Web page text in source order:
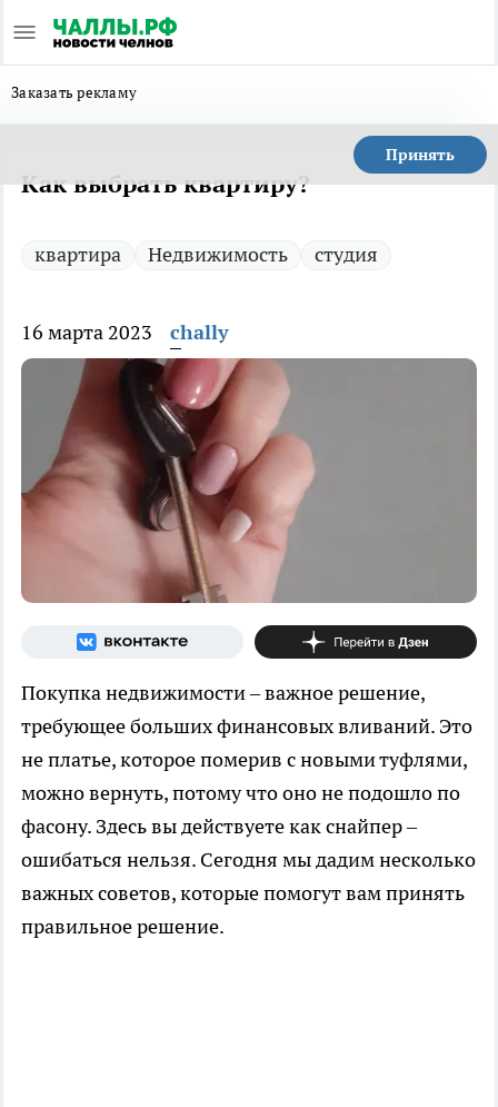
Заказать рекламу
Принять
Как выбрать квартиру?
квартира Недвижимость студия
16 марта 2023 chally
Покупка недвижимости – важное решение,
требующее больших финансовых вливаний. Это
не платье, которое померив с новыми туфлями,
можно вернуть, потому что оно не подошло по
фасону. Здесь вы действуете как снайпер –
ошибаться нельзя. Сегодня мы дадим несколько
важных советов, которые помогут вам принять
правильное решение.